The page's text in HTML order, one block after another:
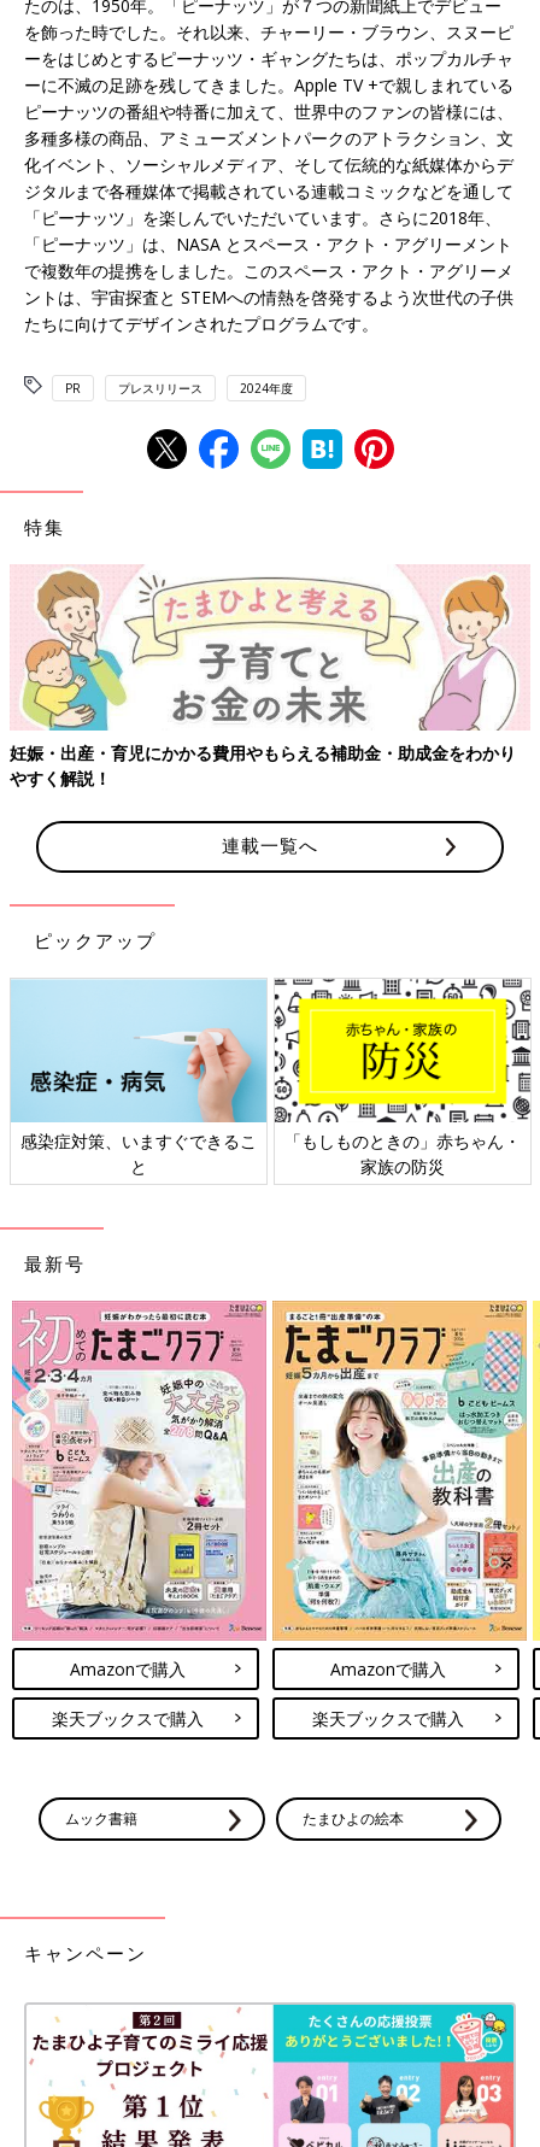
たのは、1950年。「ピーナッツ」が７つの新聞紙上でデビュー
を飾った時でした。それ以来、チャーリー・ブラウン、スヌーピ
ーをはじめとするピーナッツ・ギャングたちは、ポップカルチャ
ーに不滅の足跡を残してきました。Apple TV +で親しまれている
ピーナッツの番組や特番に加えて、世界中のファンの皆様には、
多種多様の商品、アミューズメントパークのアトラクション、文
化イベント、ソーシャルメディア、そして伝統的な紙媒体からデ
ジタルまで各種媒体で掲載されている連載コミックなどを通して
「ピーナッツ」を楽しんでいただいています。さらに2018年、
「ピーナッツ」は、NASA とスペース・アクト・アグリーメント
で複数年の提携をしました。このスペース・アクト・アグリーメ
ントは、宇宙探査と STEMへの情熱を啓発するよう次世代の子供
たちに向けてデザインされたプログラムです。
PR プレスリリース 2024年度
特集
妊娠・出産・育児にかかる費用やもらえる補助金・助成金をわかり
やすく解説！
連載一覧へ
ピックアップ
感染症対策、いますぐできるこ
と
「もしものときの」赤ちゃん・
家族の防災
最新号
Amazonで購入
楽天ブックスで購入
Amazonで購入
楽天ブックスで購入
ムック書籍 たまひよの絵本
キャンペーン